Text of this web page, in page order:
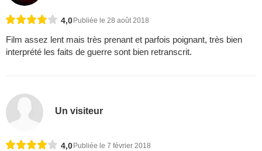
4,0Publiée le 28 août 2018
Film assez lent mais très prenant et parfois poignant, très bien
interprété les faits de guerre sont bien retranscrit.
Un visiteur
4,0Publiée le 7 février 2018